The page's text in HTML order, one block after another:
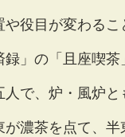
役目が変わるこ
」の「且座喫茶
で、炉・風炉
濃茶を点て、半